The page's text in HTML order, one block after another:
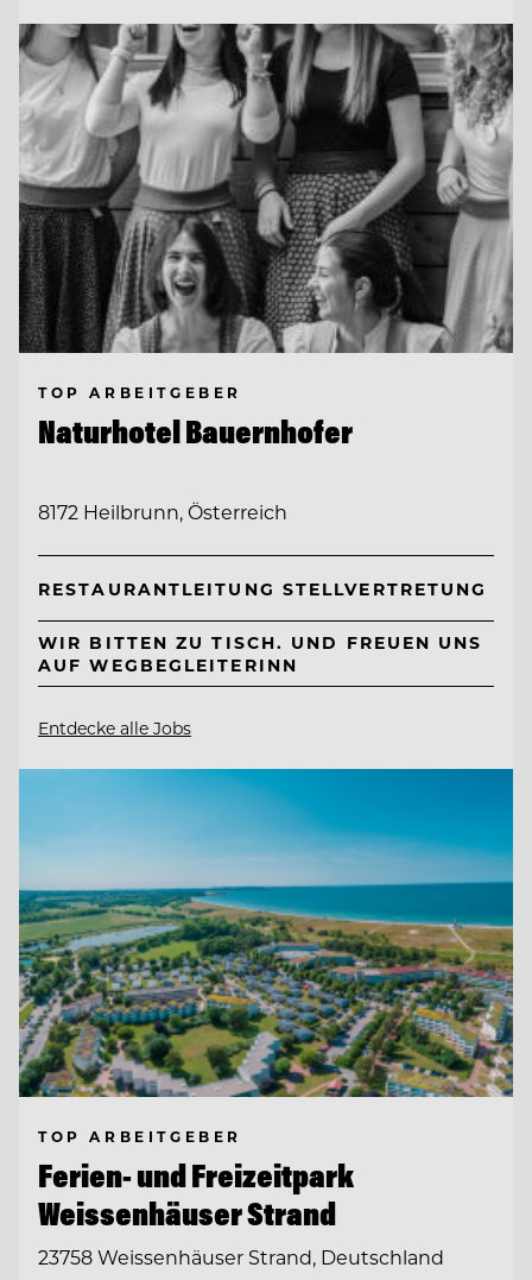
TOP ARBEITGEBER
Naturhotel Bauernhofer
8172 Heilbrunn, Österreich
RESTAURANTLEITUNG STELLVERTRETUNG
WIR BITTEN ZU TISCH. UND FREUEN UNS
AUF WEGBEGLEITERINN
Entdecke alle Jobs
TOP ARBEITGEBER
Ferien- und Freizeitpark
Weissenhäuser Strand
23758 Weissenhäuser Strand, Deutschland